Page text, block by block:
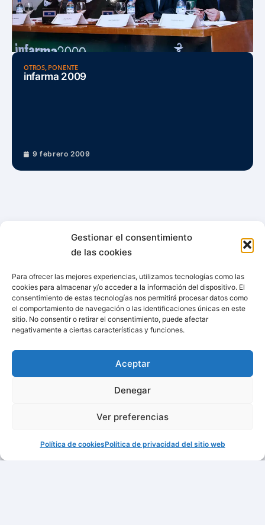
Gestionar el consentimiento
de las cookies
Para ofrecer las mejores experiencias, utilizamos tecnologías como las
cookies para almacenar y/o acceder a la información del dispositivo. El
consentimiento de estas tecnologías nos permitirá procesar datos como
el comportamiento de navegación o las identificaciones únicas en este
sitio. No consentir o retirar el consentimiento, puede afectar
negativamente a ciertas características y funciones.
Aceptar
Denegar
Ver preferencias
Política de cookiesPolítica de privacidad del sitio web
OTROS, PONENTE
infarma 2009
9 febrero 2009